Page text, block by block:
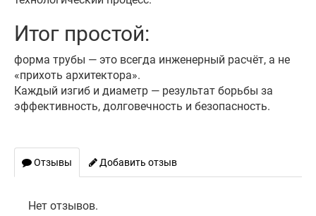
Итог простой:
форма трубы — это всегда инженерный расчёт, а не
«прихоть архитектора».
Каждый изгиб и диаметр — результат борьбы за
эффективность, долговечность и безопасность.
Отзывы Добавить отзыв
Нет отзывов.